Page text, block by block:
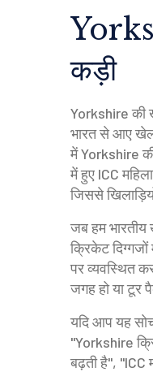
कड़ी
Yorkshire की
भारत से आए खेल
में Yorkshire
में हुए ICC
जिससे
जब हम भारतीय
क्रिकेट
पर व्यवस्थित
जगह हो या टूर
यदि आप यह
"Yorkshire
बढ़ती है", "ICC